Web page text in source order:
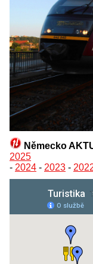
Německo
2025
- 2024 - 2023 -